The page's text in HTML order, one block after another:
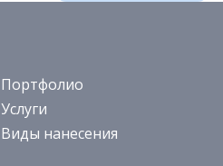
Портфолио
Услуги
Виды нанесения